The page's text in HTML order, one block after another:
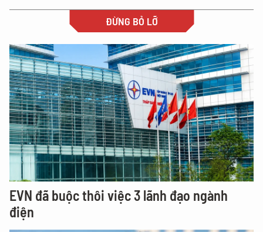
ĐỪNG BỎ LỠ
EVN đã buộc thôi việc 3 lãnh đạo ngành
điện